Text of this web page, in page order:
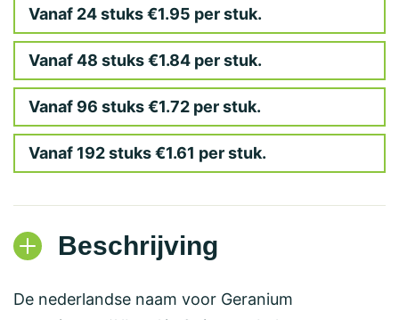
Vanaf 24 stuks €1.95 per stuk.
Vanaf 48 stuks €1.84 per stuk.
Vanaf 96 stuks €1.72 per stuk.
Vanaf 192 stuks €1.61 per stuk.
Beschrijving
De nederlandse naam voor Geranium